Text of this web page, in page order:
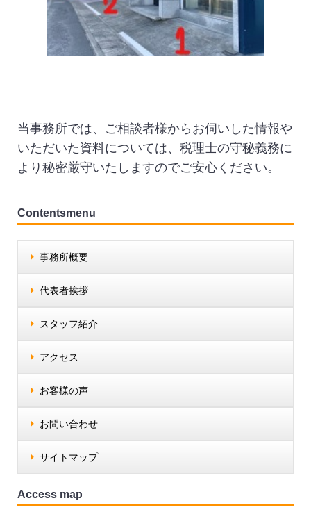
当事務所では、ご相談者様からお伺いした情報や
いただいた資料については、税理士の守秘義務に
より秘密厳守いたしますのでご安心ください。
Contentsmenu
事務所概要
代表者挨拶
スタッフ紹介
アクセス
お客様の声
お問い合わせ
サイトマップ
Access map